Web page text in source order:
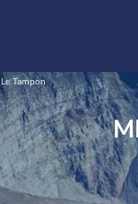
Le Tampon